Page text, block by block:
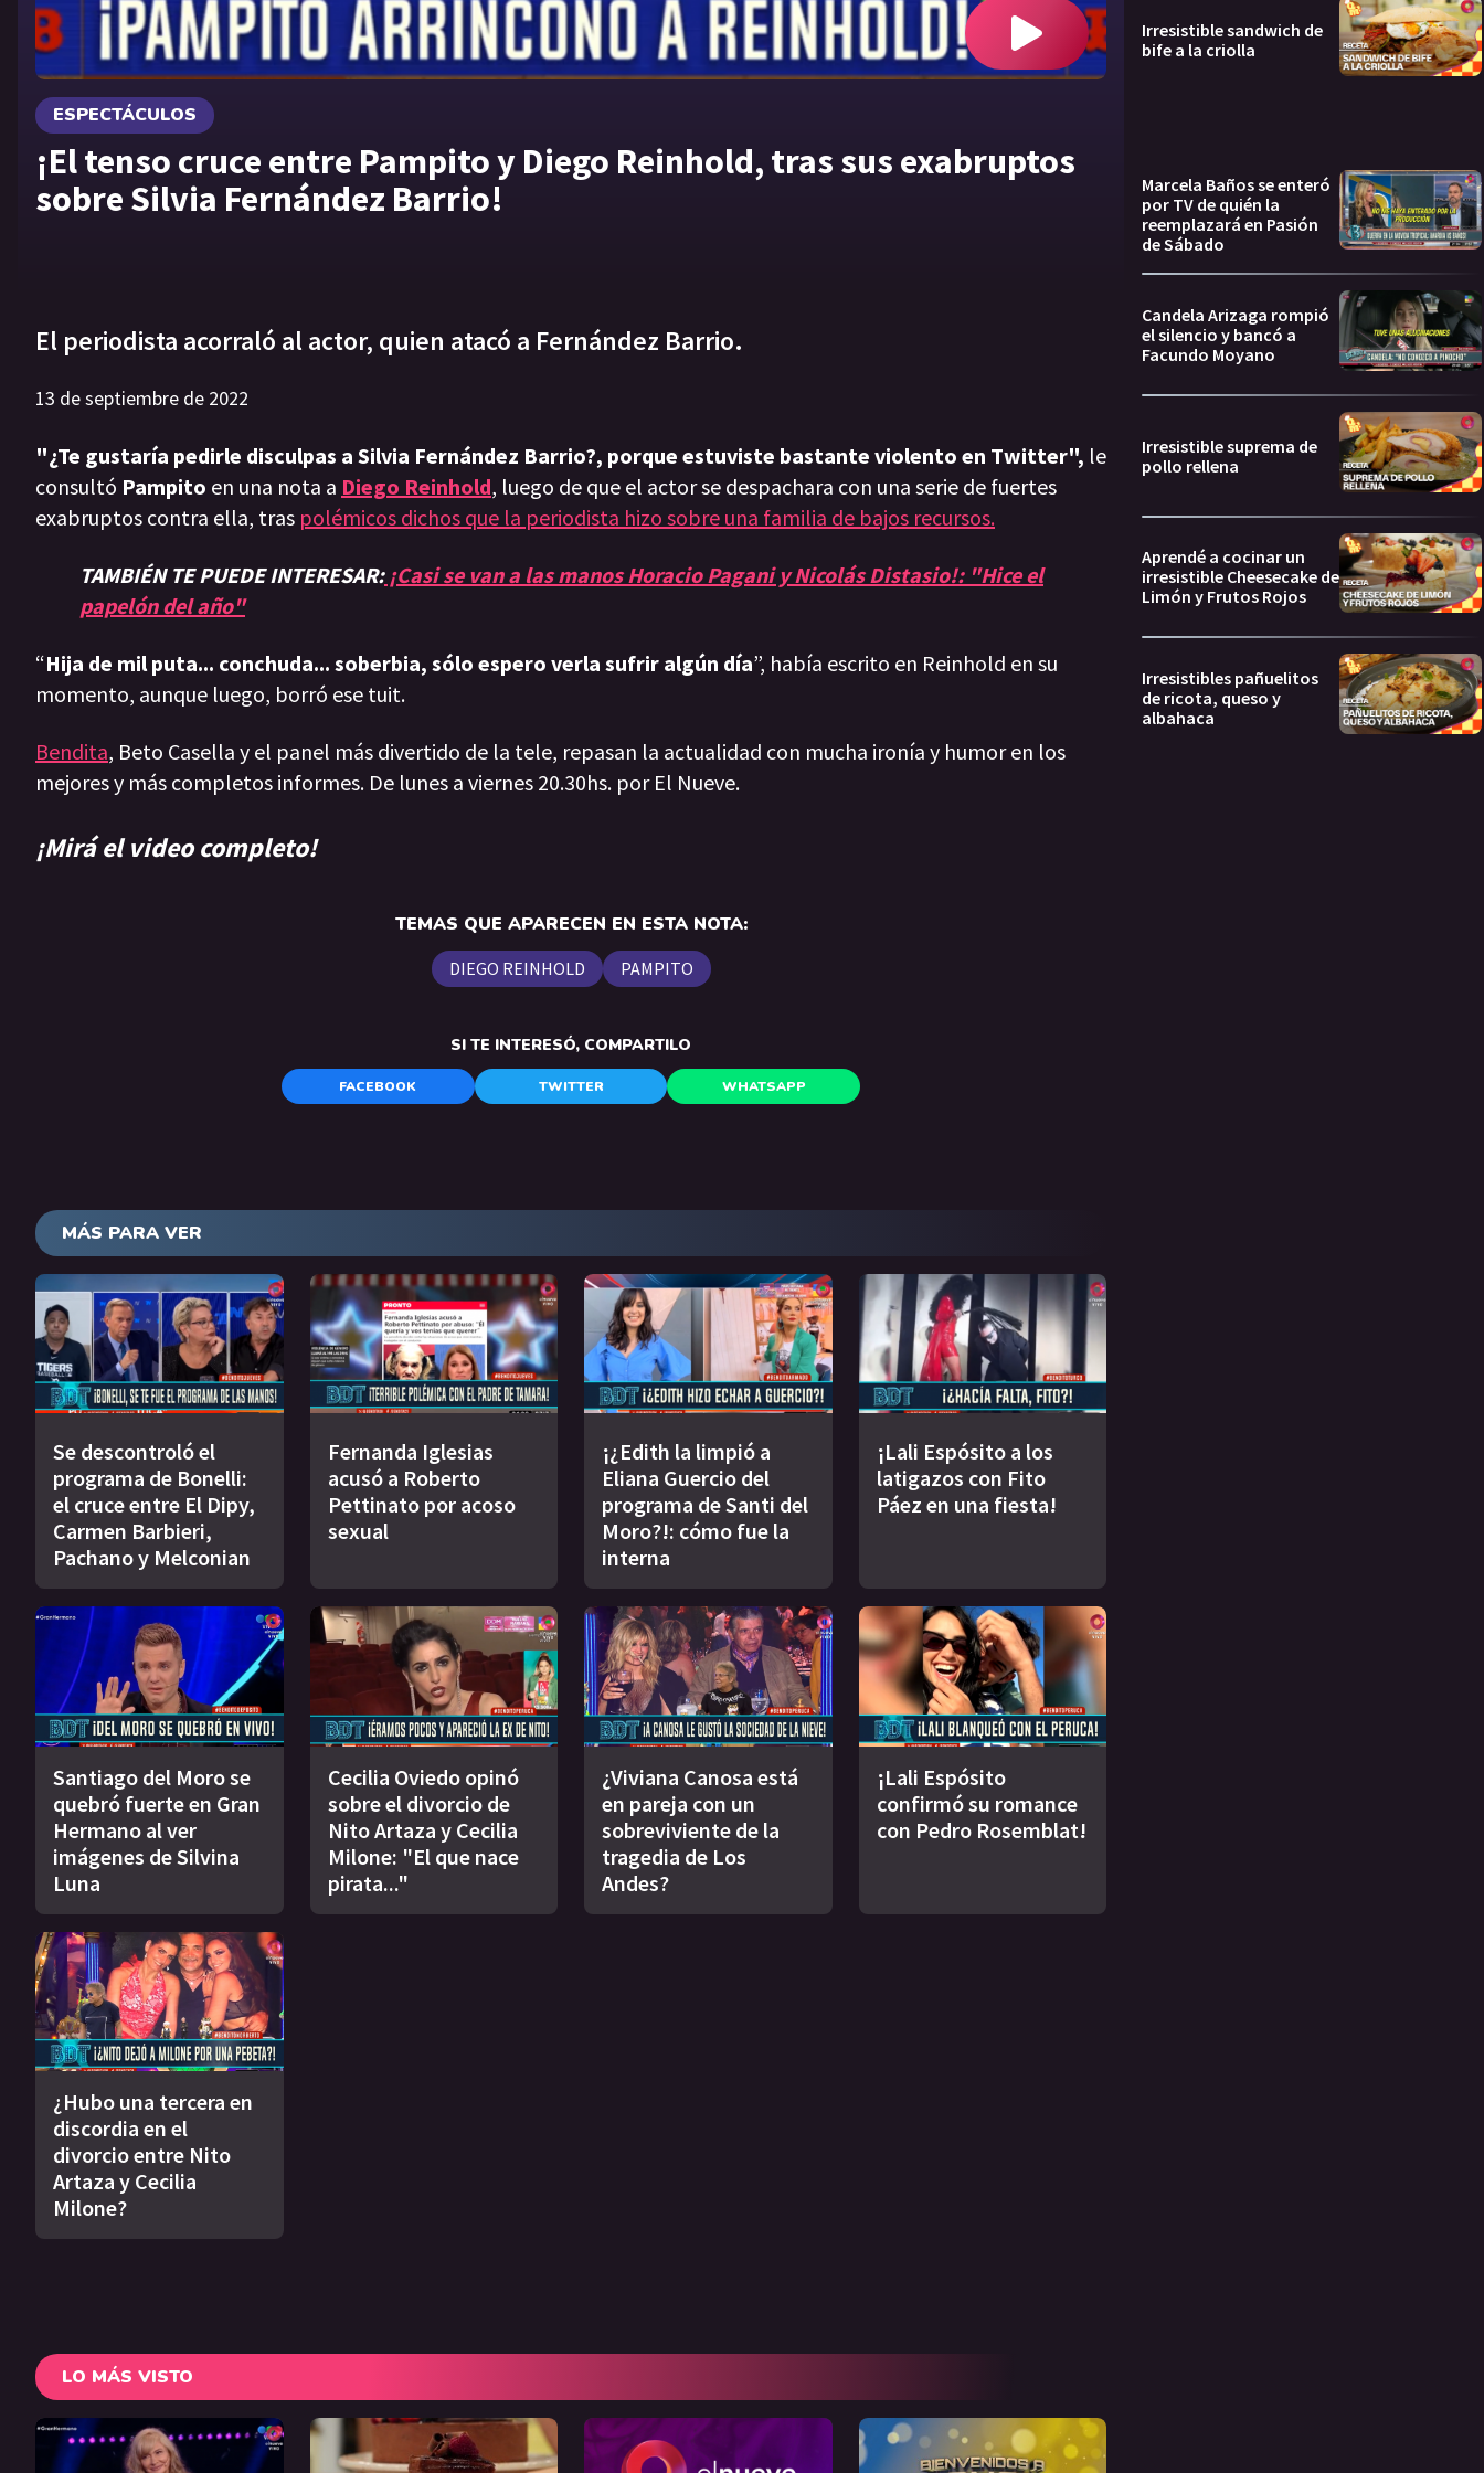
ESPECTÁCULOS
¡El tenso cruce entre Pampito y Diego Reinhold, tras sus exabruptos
sobre Silvia Fernández Barrio!
El periodista acorraló al actor, quien atacó a Fernández Barrio.
13 de septiembre de 2022
"¿Te gustaría pedirle disculpas a Silvia Fernández Barrio?, porque estuviste bastante violento en Twitter", le
consultó Pampito en una nota a Diego Reinhold, luego de que el actor se despachara con una serie de fuertes
exabruptos contra ella, tras polémicos dichos que la periodista hizo sobre una familia de bajos recursos.
TAMBIÉN TE PUEDE INTERESAR:¡Casi se van a las manos Horacio Pagani y Nicolás Distasio!: "Hice el
papelón del año"
“Hija de mil puta... conchuda... soberbia, sólo espero verla sufrir algún día”, había escrito en Reinhold en su
momento, aunque luego, borró ese tuit.
Bendita, Beto Casella y el panel más divertido de la tele, repasan la actualidad con mucha ironía y humor en los
mejores y más completos informes. De lunes a viernes 20.30hs. por El Nueve.
¡Mirá el video completo!
TEMAS QUE APARECEN EN ESTA NOTA:
DIEGO REINHOLD PAMPITO
SI TE INTERESÓ, COMPARTILO
FACEBOOK TWITTER WHATSAPP
MÁS PARA VER
Se descontroló el
programa de Bonelli:
el cruce entre El Dipy,
Carmen Barbieri,
Pachano y Melconian
Fernanda Iglesias
acusó a Roberto
Pettinato por acoso
sexual
¡¿Edith la limpió a
Eliana Guercio del
programa de Santi del
Moro?!: cómo fue la
interna
¡Lali Espósito a los
latigazos con Fito
Páez en una fiesta!
Santiago del Moro se
quebró fuerte en Gran
Hermano al ver
imágenes de Silvina
Luna
Cecilia Oviedo opinó
sobre el divorcio de
Nito Artaza y Cecilia
Milone: "El que nace
pirata..."
¿Viviana Canosa está
en pareja con un
sobreviviente de la
tragedia de Los
Andes?
¡Lali Espósito
confirmó su romance
con Pedro Rosemblat!
¿Hubo una tercera en
discordia en el
divorcio entre Nito
Artaza y Cecilia
Milone?
LO MÁS VISTO
Irresistible sandwich de
bife a la criolla
Marcela Baños se enteró
por TV de quién la
reemplazará en Pasión
de Sábado
Candela Arizaga rompió
el silencio y bancó a
Facundo Moyano
Irresistible suprema de
pollo rellena
Aprendé a cocinar un
irresistible Cheesecake de
Limón y Frutos Rojos
Irresistibles pañuelitos
de ricota, queso y
albahaca